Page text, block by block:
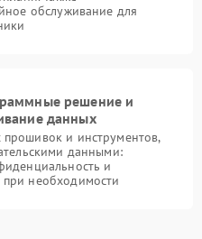
обслуживание для
решение и
данных
и инструментов,
данными:
и
необходимости